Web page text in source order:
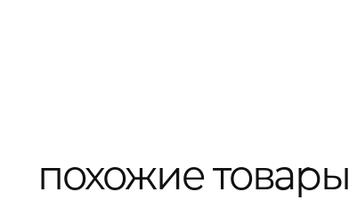
похожие товары